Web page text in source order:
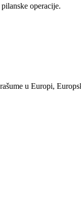
operacije.
u Europi,